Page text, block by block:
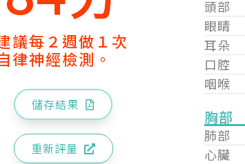
議每２週做１次
律神經檢測。
儲存結果
重新評量
頭部
眼睛
耳朵
口腔
咽喉
胸部
肺部
心臟